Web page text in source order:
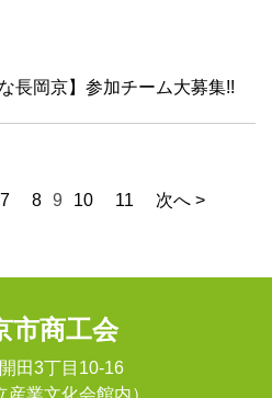
長岡京】参加チーム大募集!!
7 8 9 10 11 次へ >
市商工会
田3丁目10-16
産業文化会館内）